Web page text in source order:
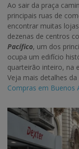
Ao sair da praça
principais ruas de
encontrar muitas
dezenas de centros
Pacífico, um dos
ocupa um edifício
quarteirão inteiro, na
Veja mais detalhes
Compras em Buenos